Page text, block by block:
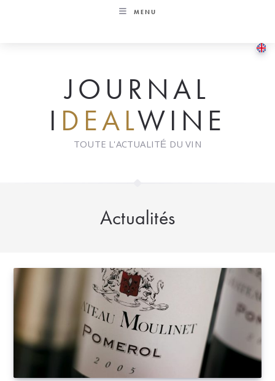
MENU
JOURNAL
I DEALWINE
TOUTE L'ACTUALITÉ DU VIN
Actualités